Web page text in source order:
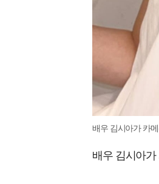
배우 김시아가 카
배우 김시아